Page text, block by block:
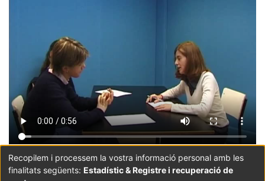
Coordinació:CRAI UB Avís legal
Metadades
Recopilem i processem la vostra informació personal amb les
finalitats següents: Estadístic & Registre i recuperació de